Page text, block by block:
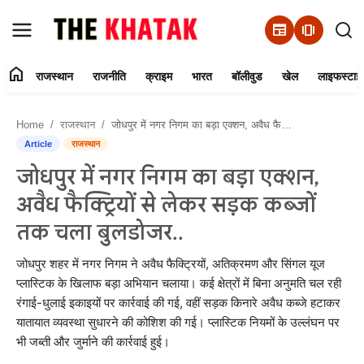
newspaper amp_stories
Contact Us
राजस्थान
राजनीति
क्राइम
भारत
बॉलीवुड
home राजस्थान राजनीति क्राइम भारत बॉलीवुड खेल
Home राजस्थान जोधपुर में नगर निगम का बड़ा एक्शन, अवैध फैक्ट्रियों से लेकर सड़क कब्जों तक चला बुलडोजर..
Article राजस्थान
जोधपुर में नगर निगम का बड़ा एक्शन,
अवैध फैक्ट्रियों से लेकर सड़क कब्जों
तक चला बुलडोजर..
जोधपुर शहर में नगर निगम ने अवैध फैक्ट्रियों, अतिक्रमण और सिंगल यूज
प्लास्टिक के खिलाफ बड़ा अभियान चलाया। कई क्षेत्रों में बिना अनुमति चल रही
रंगाई-धुलाई इकाइयों पर कार्रवाई की गई, वहीं सड़क किनारे अवैध कब्जे हटाकर
यातायात व्यवस्था सुधारने की कोशिश की गई। प्लास्टिक नियमों के उल्लंघन पर
भी जब्ती और जुर्माने की कार्रवाई हुई।